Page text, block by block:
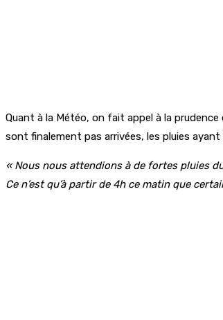
Quant à la Météo, on fait appel à la
sont finalement pas arrivées, les pluies
« Nous nous attendions à de fortes pluies
Ce n’est qu’à partir de 4h ce matin que